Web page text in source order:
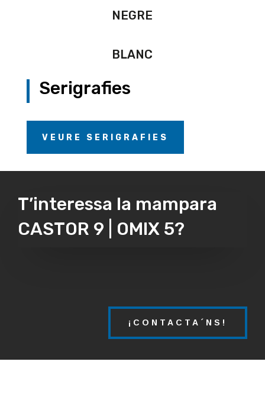
NEGRE
BLANC
Serigrafies
VEURE SERIGRAFIES
T’interessa la mampara
CASTOR 9 | OMIX 5?
¡CONTACTA´NS!